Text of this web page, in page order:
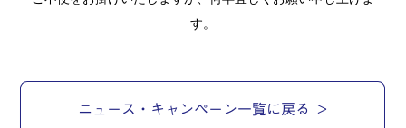
す。
ニュース・キャンペーン一覧に戻る